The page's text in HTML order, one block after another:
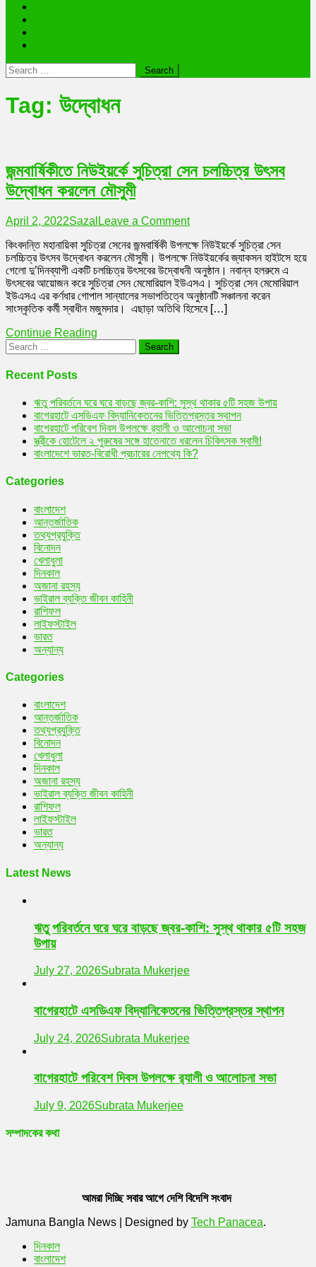
Search
for:
Tag: উদ্বোধন
জন্মবার্ষিকীতে নিউইয়র্কে সুচিত্রা সেন চলচ্চিত্র উৎসব
উদ্বোধন করলেন মৌসুমী
April 2, 2022Sazal Leave a Commenton
নিউইয়র্কে
সুচিত্রা
সেন
চলচ্চিত্র
উৎসব
উদ্বোধন
কিংবদন্তি মহানায়িকা সুচিত্রা সেনের জন্মবার্ষিকী উপলক্ষে নিউইয়র্কে সুচিত্রা সেন
চলচ্চিত্র উৎসব উদ্বোধন করলেন মৌসুমী। উপলক্ষে নিউইয়র্কের জ্যাকসন হাইটসে হয়ে
গেলো দু’দিনব্যাপী একটি চলচ্চিত্র উৎসবের উদ্বোধনী অনুষ্ঠান। নবান্ন হলরুমে এ
উৎসবের আয়োজন করে সুচিত্রা সেন মেমোরিয়াল ইউএসএ। সুচিত্রা সেন মেমোরিয়াল
ইউএসএ এর কর্ণধার গোপাল সান্যালের সভাপতিত্বে অনুষ্ঠানটি সঞ্চালনা করেন
সাংস্কৃতিক কর্মী স্বাধীন মজুমদার। এছাড়া অতিথি হিসেবে […]
Continue Reading
Search
for:
Recent Posts
ঋতু পরিবর্তনে ঘরে ঘরে বাড়ছে জ্বর-কাশি: সুস্থ থাকার ৫টি সহজ উপায়
বাগেরহাটে এসডিএফ বিদ্যানিকেতনের ভিত্তিপ্রস্তর স্থাপন
বাগেরহাটে পরিবেশ দিবস উপলক্ষে র‌্যালী ও আলোচনা সভা
স্ত্রীকে হোটেলে ২ পুরুষের সঙ্গে হাতেনাতে ধরলেন চিকিৎসক স্বামী!
বাংলাদেশে ভারত-বিরোধী প্রচারের নেপথ্যে কি?
Categories
বাংলাদেশ
আন্তর্জাতিক
তথ্যপ্রযুক্তি
বিনোদন
খেলাধুলা
দিনকাল
অজানা রহস্য
ভাইরাল ব্যক্তি জীবন কাহিনী
রাশিফল
লাইফস্টাইল
ভারত
অন্যান্য
Categories
বাংলাদেশ
আন্তর্জাতিক
তথ্যপ্রযুক্তি
বিনোদন
খেলাধুলা
দিনকাল
অজানা রহস্য
ভাইরাল ব্যক্তি জীবন কাহিনী
রাশিফল
লাইফস্টাইল
ভারত
অন্যান্য
Latest News
ঋতু পরিবর্তনে ঘরে ঘরে বাড়ছে জ্বর-কাশি: সুস্থ থাকার ৫টি সহজ
উপায়
July 27, 2026Subrata Mukerjee
বাগেরহাটে এসডিএফ বিদ্যানিকেতনের ভিত্তিপ্রস্তর স্থাপন
July 24, 2026Subrata Mukerjee
বাগেরহাটে পরিবেশ দিবস উপলক্ষে র‌্যালী ও আলোচনা সভা
July 9, 2026Subrata Mukerjee
সম্পাদকের কথা
আমরা দিচ্ছি সবার আগে দেশি বিদেশি সংবাদ
Jamuna Bangla News
Designed by Tech Panacea.
দিনকাল
বাংলাদেশ